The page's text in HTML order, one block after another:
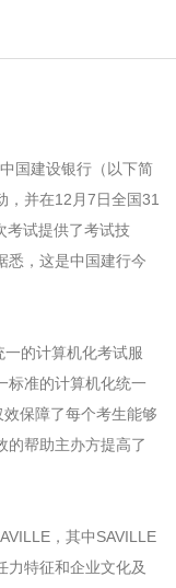
国建设银行（以下简
，并在12月7日全国31
考试提供了考试技
悉，这是中国建行今
的计算机化考试服
标准的计算机化统一
保障了每个考生能够
的帮助主办方提高了
，其中SAVILLE
力特征和企业文化及